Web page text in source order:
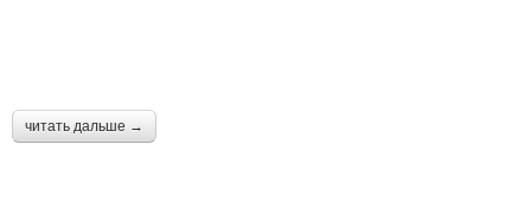
читать дальше →